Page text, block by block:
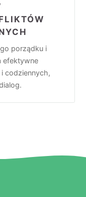
porządku i
efektywne
codziennych,